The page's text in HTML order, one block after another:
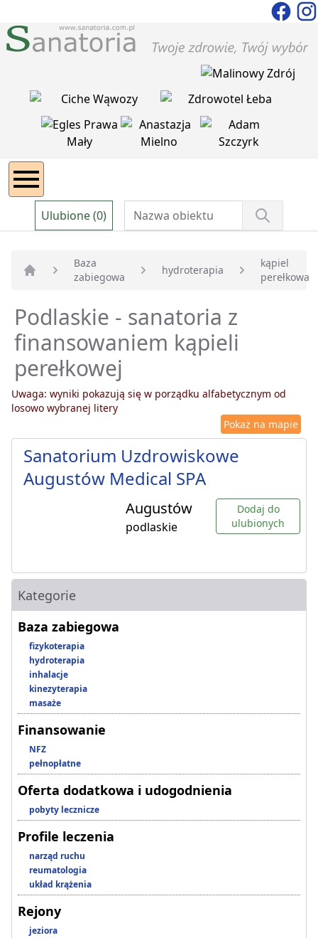
Ulubione (0)
Strona główna
Baza
zabiegowa
hydroterapia
kąpiel
perełkowa
Podlaskie - sanatoria z
finansowaniem kąpieli
perełkowej
Uwaga: wyniki pokazują się w porządku alfabetycznym od
losowo wybranej litery
Pokaż na mapie
Sanatorium Uzdrowiskowe
Augustów Medical SPA
Augustów
podlaskie
Dodaj do
ulubionych
Kategorie
Baza zabiegowa
fizykoterapia
hydroterapia
inhalacje
kinezyterapia
masaże
Finansowanie
NFZ
pełnopłatne
Oferta dodatkowa i udogodnienia
pobyty lecznicze
Profile leczenia
narząd ruchu
reumatologia
układ krążenia
Rejony
jeziora